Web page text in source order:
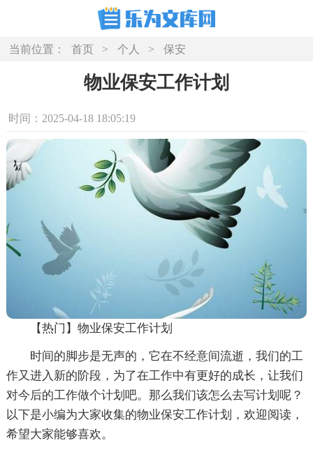
当前位置： 首页 > 个人 > 保安
物业保安工作计划
时间：2025-04-18 18:05:19
【热门】物业保安工作计划
时间的脚步是无声的，它在不经意间流逝，我们的工
作又进入新的阶段，为了在工作中有更好的成长，让我们
对今后的工作做个计划吧。那么我们该怎么去写计划呢？
以下是小编为大家收集的物业保安工作计划，欢迎阅读，
希望大家能够喜欢。